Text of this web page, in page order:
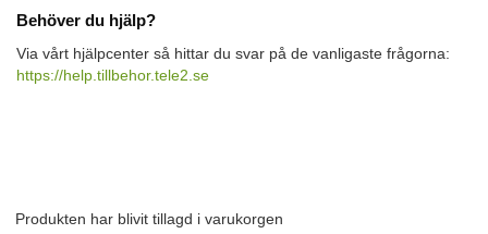
Behöver du hjälp?
Via vårt hjälpcenter så hittar du svar på de vanligaste frågorna:
https://help.tillbehor.tele2.se
Produkten har blivit tillagd i varukorgen